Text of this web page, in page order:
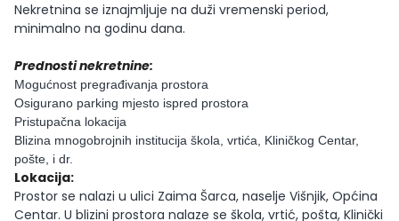
Nekretnina se iznajmljuje na duži vremenski period,
minimalno na godinu dana.
Prednosti nekretnine:
Mogućnost pregrađivanja prostora
Osigurano parking mjesto ispred prostora
Pristupačna lokacija
Blizina mnogobrojnih institucija škola, vrtića, Kliničkog Centar,
pošte, i dr.
Lokacija:
Prostor se nalazi u ulici Zaima Šarca, naselje Višnjik, Općina
Centar. U blizini prostora nalaze se škola, vrtić, pošta, Klinički